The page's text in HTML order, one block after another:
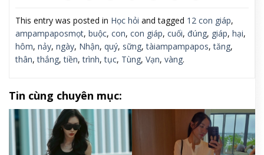
This entry was posted in Học hỏi and tagged 12 con giáp,
ampampaposmọt, buộc, con, con giáp, cuối, đúng, giáp, hại,
hôm, nảy, ngày, Nhận, quý, sững,tàiampampapos,tăng,
thân,thắng,tiền,trình,tục, Tùng, Vạn, vàng.
Tin cùng chuyên mục: